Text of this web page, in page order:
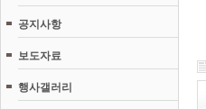
공지사항
보도자료
행사갤러리